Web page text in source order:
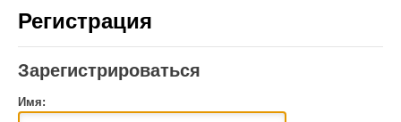
Регистрация
Зарегистрироваться
Имя: